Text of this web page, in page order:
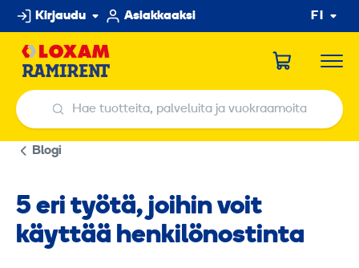
Hyppää
sisältöön
Kirjaudu Asiakkaaksi FI
Hae tuotteita, palveluita ja vuokraamoita
Hae tuotteita, palveluita ja vuokraamoita
Blogi
5 eri työtä, joihin voit
käyttää henkilönostinta